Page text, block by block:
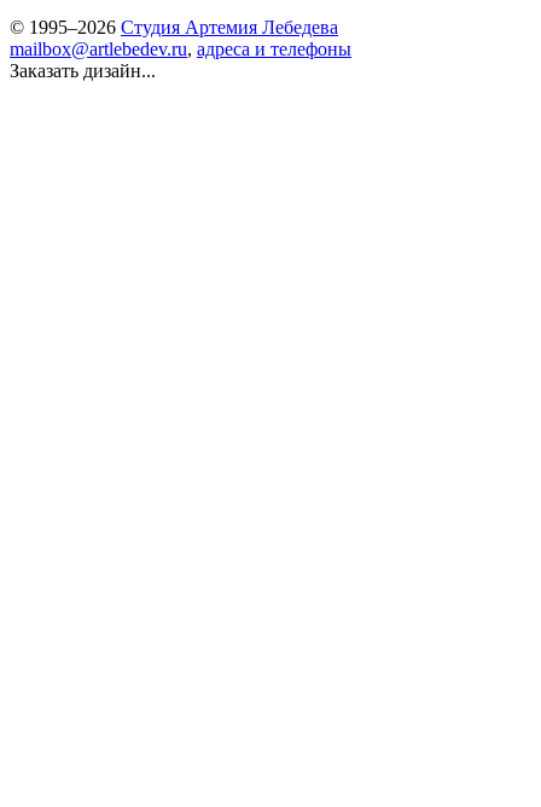
© 1995–2026 Студия Артемия Лебедева
mailbox@artlebedev.ru, адреса и телефоны
Заказать дизайн...